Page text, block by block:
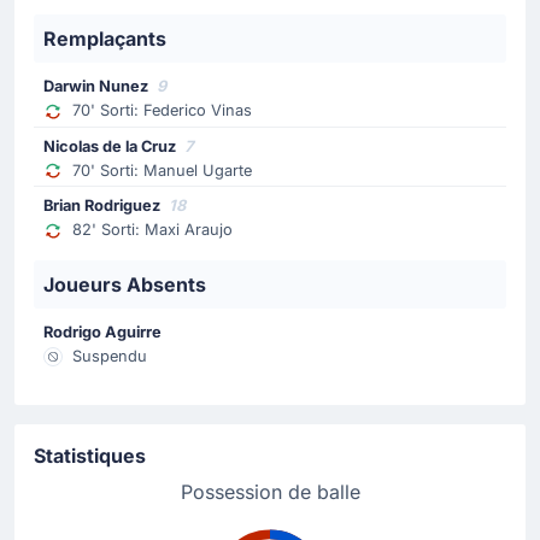
59'
Changement de joueur
Garry Rodrigues
Helio Varela
Garry Rodrigues a été remplacé par Helio Varela.
Changement de joueur
Nuno Da Costa
Da Costa qui remplace Gilson Benchimol.
Mathias Olivera (Uruguay) récolte un carton jaune et
devra faire attention pour la suite du match.
Remplaçants
Darwin Nunez 9
70' Sorti: Federico Vinas
Nicolas de la Cruz 7
70' Sorti: Manuel Ugarte
Brian Rodriguez 18
82' Sorti: Maxi Araujo
Joueurs Absents
Rodrigo Aguirre
Suspendu
Statistiques
Possession de balle